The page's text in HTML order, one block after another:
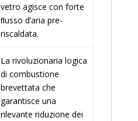
vetro agisce con forte
ﬂusso d’aria pre-
riscaldata.
La rivoluzionaria logica
di combustione
brevettata che
garantisce una
rilevante riduzione dei